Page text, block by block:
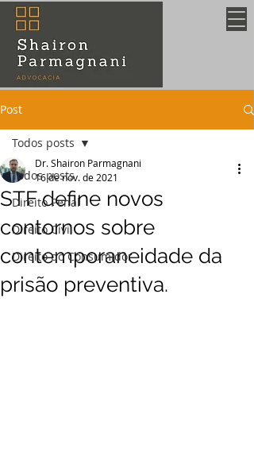
Post
Todos posts
Direito Penal
Direito Civil
Direito do Consumidor
Todos posts
STF define novos
contornos sobre
contemporaneidade da
prisão preventiva.
Dr. Shairon Parmagnani
16 de nov. de 2021